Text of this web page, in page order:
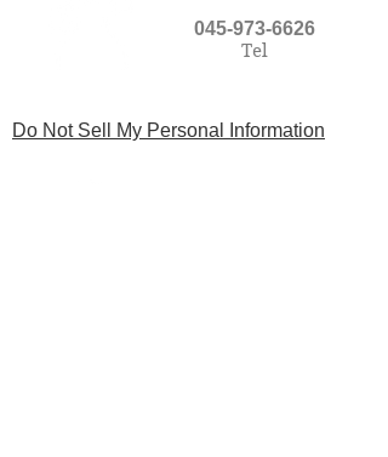
045-973-6626
Tel
Do Not Sell My Personal Information